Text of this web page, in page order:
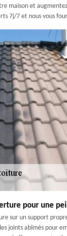
maison et
7j/7 et nous vous
pour une
sur un support
joints abîmés pour